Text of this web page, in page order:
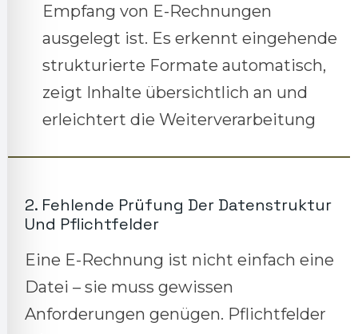
Empfang von E-Rechnungen
ausgelegt ist. Es erkennt eingehende
strukturierte Formate automatisch,
zeigt Inhalte übersichtlich an und
erleichtert die Weiterverarbeitung
2. Fehlende Prüfung Der Datenstruktur
Und Pflichtfelder
Eine E-Rechnung ist nicht einfach eine
Datei – sie muss gewissen
Anforderungen genügen. Pflichtfelder